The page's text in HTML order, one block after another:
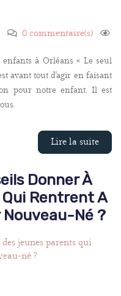
0 commentaire(s)
à Orléans « Le seul
avant tout d'agir en faisant
pour notre enfant. Il est
Lire la suite
Donner À
Rentrent A
Nouveau-Né ?